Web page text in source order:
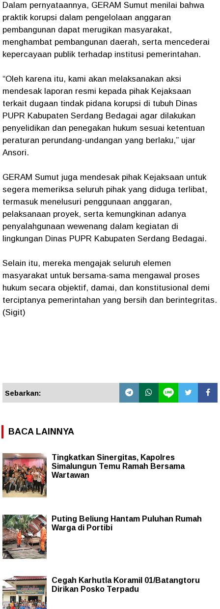
Dalam pernyataannya, GERAM Sumut menilai bahwa
praktik korupsi dalam pengelolaan anggaran
pembangunan dapat merugikan masyarakat,
menghambat pembangunan daerah, serta mencederai
kepercayaan publik terhadap institusi pemerintahan.
“Oleh karena itu, kami akan melaksanakan aksi
mendesak laporan resmi kepada pihak Kejaksaan
terkait dugaan tindak pidana korupsi di tubuh Dinas
PUPR Kabupaten Serdang Bedagai agar dilakukan
penyelidikan dan penegakan hukum sesuai ketentuan
peraturan perundang-undangan yang berlaku,” ujar
Ansori.
GERAM Sumut juga mendesak pihak Kejaksaan untuk
segera memeriksa seluruh pihak yang diduga terlibat,
termasuk menelusuri penggunaan anggaran,
pelaksanaan proyek, serta kemungkinan adanya
penyalahgunaan wewenang dalam kegiatan di
lingkungan Dinas PUPR Kabupaten Serdang Bedagai.
Selain itu, mereka mengajak seluruh elemen
masyarakat untuk bersama-sama mengawal proses
hukum secara objektif, damai, dan konstitusional demi
terciptanya pemerintahan yang bersih dan berintegritas.
(Sigit)
Sebarkan:
BACA LAINNYA
Tingkatkan Sinergitas, Kapolres
Simalungun Temu Ramah Bersama
Wartawan
Puting Beliung Hantam Puluhan Rumah
Warga di Portibi
Cegah Karhutla Koramil 01/Batangtoru
Dirikan Posko Terpadu